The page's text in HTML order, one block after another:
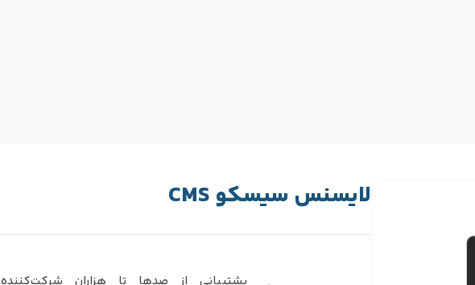
لایسنس سیسکو CMS
پشتیبانی از صدها تا هزاران شرکت‌کننده